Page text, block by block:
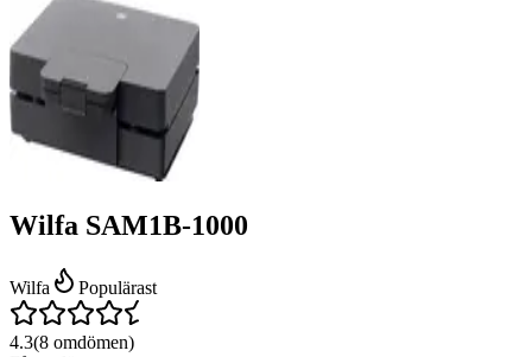
Wilfa SAM1B-1000
Wilfa Populärast
4.3(8 omdömen)